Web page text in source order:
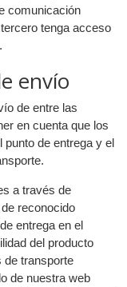
comunicación
tenga acceso
envío
de entre las
en cuenta que los
punto de entrega y el
a través de
reconocido
entrega en el
del producto
de transporte
de nuestra web